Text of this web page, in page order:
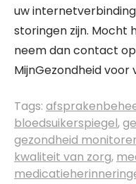
uw
storingen zijn. Mocht
neem dan contact
MijnGezondheid voor
Tags:
bloedsuikerspiegel,
gezondheid
kwaliteit van zorg,